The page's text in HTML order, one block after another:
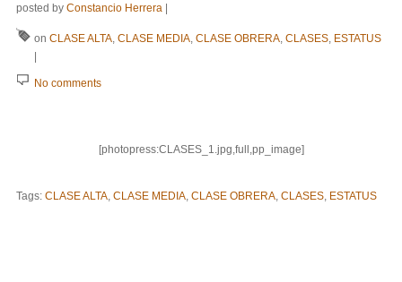
posted by Constancio Herrera |
on CLASE ALTA, CLASE MEDIA, CLASE OBRERA, CLASES, ESTATUS
|
No comments
[photopress:CLASES_1.jpg,full,pp_image]
Tags: CLASE ALTA, CLASE MEDIA, CLASE OBRERA, CLASES, ESTATUS